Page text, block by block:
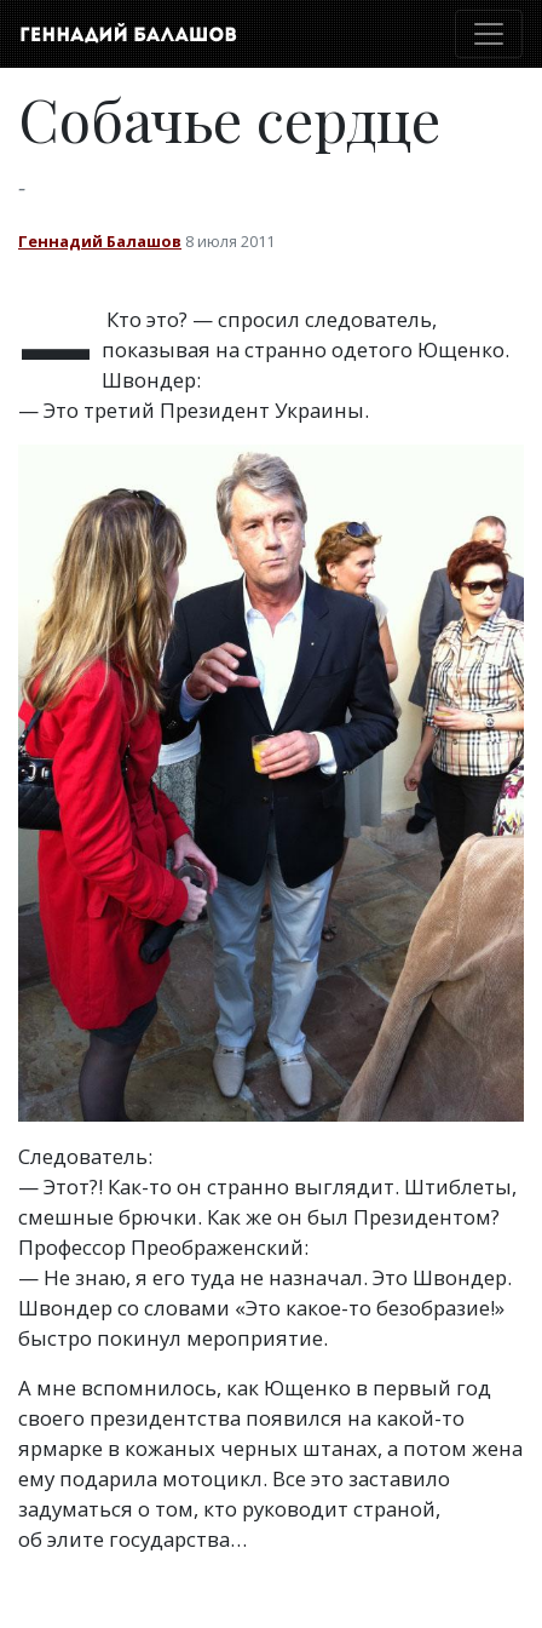
Собачье сердце
-
Геннадий Балашов 8 июля 2011
—
Кто это? — спросил следователь,
показывая на странно одетого Ющенко.
Швондер:
— Это третий Президент Украины.
Следователь:
— Этот?! Как-то он странно выглядит. Штиблеты,
смешные брючки. Как же он был Президентом?
Профессор Преображенский:
— Не знаю, я его туда не назначал. Это Швондер.
Швондер со словами «Это какое-то безобразие!»
быстро покинул мероприятие.
А мне вспомнилось, как Ющенко в первый год
своего президентства появился на какой-то
ярмарке в кожаных черных штанах, а потом жена
ему подарила мотоцикл. Все это заставило
задуматься о том, кто руководит страной,
об элите государства…